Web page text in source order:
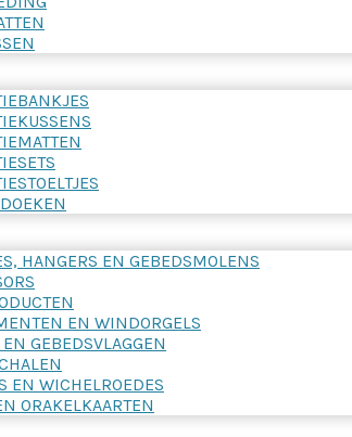
HANGERS EN GEBEDSMOLENS
EN WINDORGELS
EN GEBEDSVLAGGEN
EN WICHELROEDES
ORAKELKAARTEN